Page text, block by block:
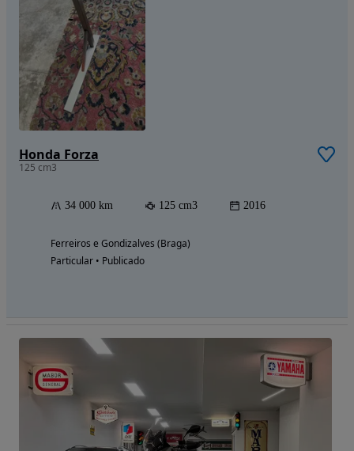
Honda Forza
125 cm3
34 000 km 125 cm3 2016
Ferreiros e Gondizalves (Braga)
Particular • Publicado